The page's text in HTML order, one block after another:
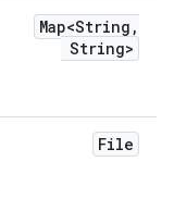
Map<String ,
String>
File